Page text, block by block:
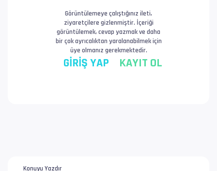
Görüntülemeye çalıştığınız ileti,
ziyaretçilere gizlenmiştir. İçeriği
görüntülemek, cevap yazmak ve daha
bir çok ayrıcalıktan yaralanabilmek için
üye olmanız gerekmektedir.
GİRİŞ YAP KAYIT OL
Konuyu Yazdır